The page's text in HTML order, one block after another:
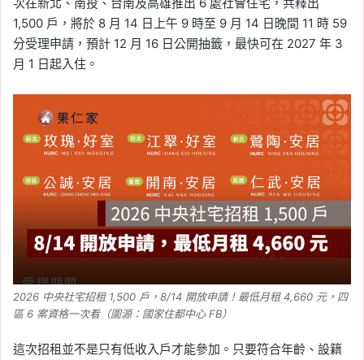
1,500 戶，將於 8 月 14 日上午 9 時至 9 月 14 日晚間 11 時 59
分受理申請，預計 12 月 16 日公開抽籤，最快可在 2027 年 3
月 1 日起入住。
2026 中央社宅招租 1,500 戶，8/14 開放申請！最低月租 4,660 元，四
區 6 案資格一次看（圖源：國家住都中心 FB）
這次招租並不是只有低收入戶才能參加。只要符合年齡、設籍